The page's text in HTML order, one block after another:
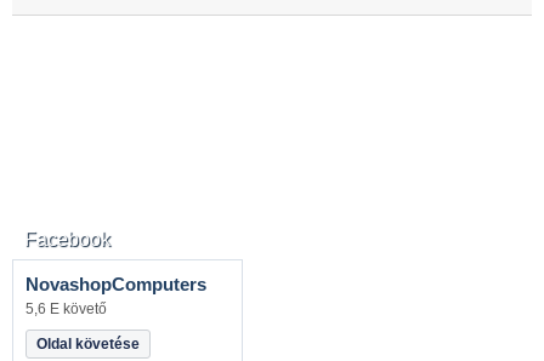
Facebook
NovashopComputers
5,6 E követő
Oldal követése